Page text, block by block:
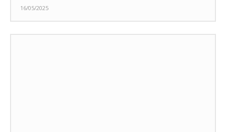
16/05/2025